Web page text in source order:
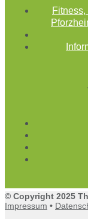
© Copyright 2025
Impressum •